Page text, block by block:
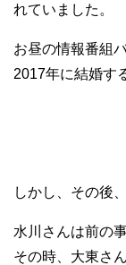
れていました。
お昼の情報番組
2017年に結婚す
しかし、その後
水川さんは前の
その時、大東さ